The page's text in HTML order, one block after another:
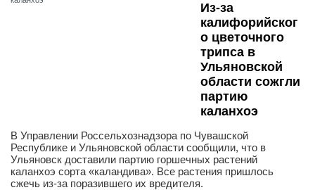
Из-за
калифорийског
о цветочного
трипса в
Ульяновской
области сожгли
партию
каланхоэ
В Управлении Россельхознадзора по Чувашской
Республике и Ульяновской области сообщили, что в
Ульяновск доставили партию горшечных растений
каланхоэ сорта «каландива». Все растения пришлось
сжечь из-за поразившего их вредителя.